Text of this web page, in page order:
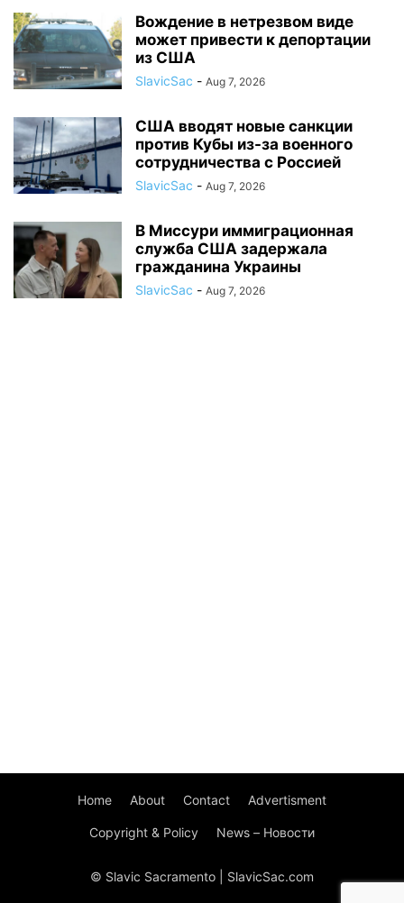
Вождение в нетрезвом виде
может привести к депортации
из США
SlavicSac - Aug 7, 2026
США вводят новые санкции
против Кубы из-за военного
сотрудничества с Россией
SlavicSac - Aug 7, 2026
В Миссури иммиграционная
служба США задержала
гражданина Украины
SlavicSac - Aug 7, 2026
Home About Contact Advertisment
Copyright & Policy News – Новости
© Slavic Sacramento | SlavicSac.com